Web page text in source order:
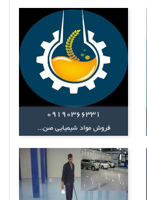
09190366331
فروش مواد شیمیایی صن...